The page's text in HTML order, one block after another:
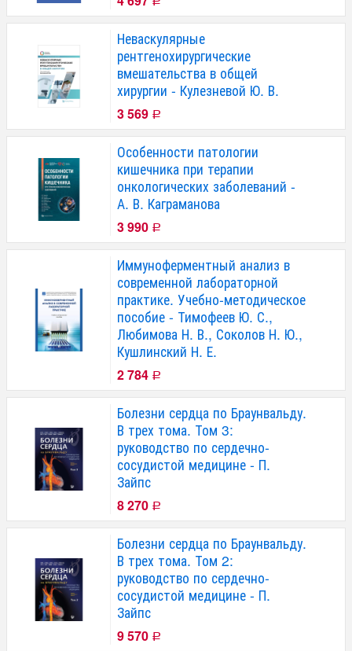
Неваскулярные
рентгенохирургические
вмешательства в общей
хирургии - Кулезневой Ю. В.
3 569 Р
Особенности патологии
кишечника при терапии
онкологических заболеваний -
А. В. Каграманова
3 990 Р
Иммуноферментный анализ в
современной лабораторной
практике. Учебно-методическое
пособие - Тимофеев Ю. С.,
Любимова Н. В., Соколов Н. Ю.,
Кушлинский Н. Е.
2 784 Р
Болезни сердца по Браунвальду.
В трех тома. Том 3:
руководство по сердечно-
сосудистой медицине - П.
Зайпс
8 270 Р
Болезни сердца по Браунвальду.
В трех тома. Том 2:
руководство по сердечно-
сосудистой медицине - П.
Зайпс
9 570 Р